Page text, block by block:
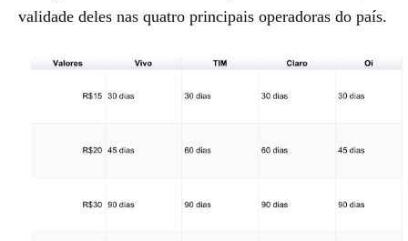
validade deles nas quatro principais operadoras do país.